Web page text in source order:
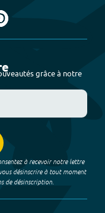
grâce à notre
à recevoir notre lettre
désinscrire à tout moment
de désinscription.